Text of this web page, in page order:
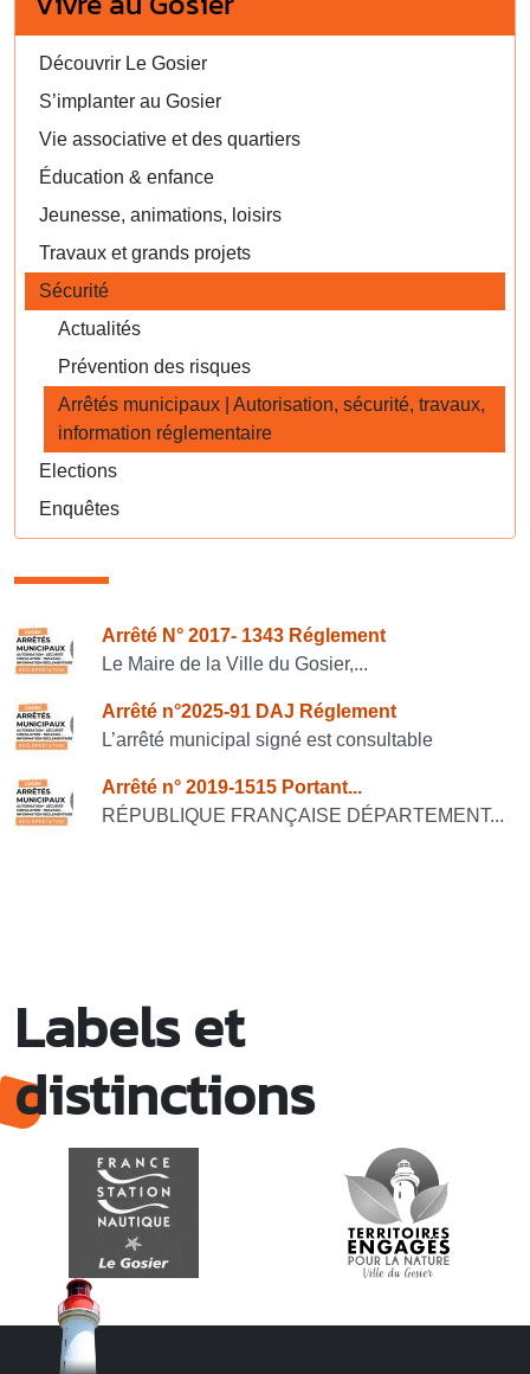
Découvrir Le Gosier
S’implanter au Gosier
Vie associative et des quartiers
Éducation & enfance
Jeunesse, animations, loisirs
Travaux et grands projets
Sécurité
Actualités
Prévention des risques
Arrêtés municipaux | Autorisation, sécurité, travaux,
information réglementaire
Elections
Enquêtes
Consulter également
Arrêté N° 2017- 1343 Réglement
Le Maire de la Ville du Gosier,...
Arrêté n°2025-91 DAJ Réglement
L’arrêté municipal signé est consultable
Arrêté n° 2019-1515 Portant...
RÉPUBLIQUE FRANÇAISE DÉPARTEMENT...
Labels et
distinctions